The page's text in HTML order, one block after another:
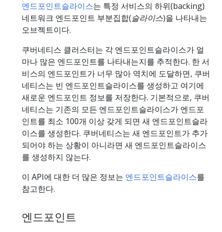
엔드포인트슬라이스는 특정 서비스의 하위(backing)
네트워크 엔드포인트 부분집합(슬라이스)을 나타내는
오브젝트이다.
쿠버네티스 클러스터는 각 엔드포인트슬라이스가 얼
마나 많은 엔드포인트를 나타내는지를 추적한다. 한 서
비스의 엔드포인트가 너무 많아 역치에 도달하면, 쿠버
네티스는 빈 엔드포인트슬라이스를 생성하고 여기에
새로운 엔드포인트 정보를 저장한다. 기본적으로, 쿠버
네티스는 기존의 모든 엔드포인트슬라이스가 엔드포
인트를 최소 100개 이상 갖게 되면 새 엔드포인트슬라
이스를 생성한다. 쿠버네티스는 새 엔드포인트가 추가
되어야 하는 상황이 아니라면 새 엔드포인트슬라이스
를 생성하지 않는다.
이 API에 대한 더 많은 정보는 엔드포인트슬라이스를
참고한다.
엔드포인트